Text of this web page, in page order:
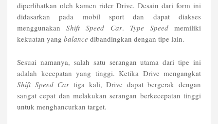
diperlihatkan oleh kamen rider Drive. Desain dari form ini
didasarkan pada mobil sport dan dapat diakses
menggunakanShift Speed Car. Type Speedmemiliki
kekuatan yang balance dibandingkan dengan tipe lain.
Sesuai namanya, salah satu serangan utama dari tipe ini
adalah kecepatan yang tinggi. Ketika Drive mengangkat
Shift Speed Car tiga kali, Drive dapat bergerak dengan
sangat cepat dan melakukan serangan berkecepatan tinggi
untuk menghancurkan target.